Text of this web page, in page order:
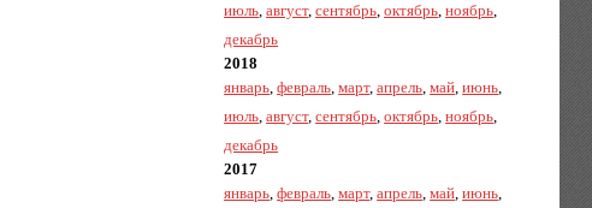
июль,август,сентябрь,октябрь,ноябрь,
декабрь
2018
январь,февраль,март,апрель,май,июнь,
июль,август,сентябрь,октябрь,ноябрь,
декабрь
2017
январь,февраль,март,апрель,май,июнь,